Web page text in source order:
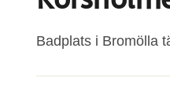
Badplats i Bromölla